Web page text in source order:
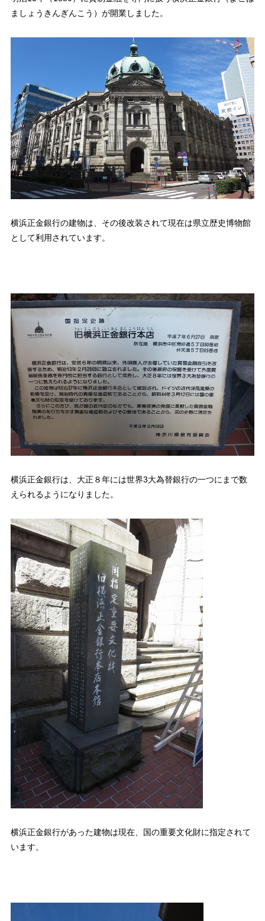
ましょうきんぎんこう）が開業しました。
横浜正金銀行の建物は、その後改装されて現在は県立歴史博物館
として利用されています。
横浜正金銀行は、大正８年には世界3大為替銀行の一つにまで数
えられるようになりました。
横浜正金銀行があった建物は現在、国の重要文化財に指定されて
います。